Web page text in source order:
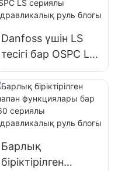
Danfoss үшін LS
тесігі бар OSPC LS
сериялы
гидравликалық
руль блогы
Барлық
біріктірілген